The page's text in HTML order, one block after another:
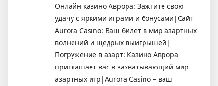
Онлайн казино Аврора: Зажгите свою
удачу с яркими играми и бонусами|Сайт
Aurora Casino: Ваш билет в мир азартных
волнений и щедрых выигрышей|
Погружение в азарт: Казино Аврора
приглашает вас в захватывающий мир
азартных игр|Aurora Casino – ваш